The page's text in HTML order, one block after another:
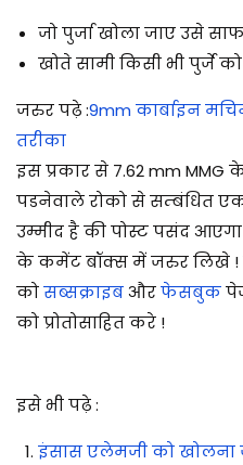
जो पुर्जा खोला जाए उसे
खोते सामी किसी भी पुर्जे
जरुर पढ़े:9mm कार्बाइन
तरीका
इस प्रकार से 7.62 mm
पडनेवाले रोको से सम्बंधित एक
उम्मीद है की पोस्ट पसंद
के कमेंट बॉक्स में जरुर लिखे !
कोसब्सक्राइबऔरफेसबुक
को प्रोतोसाहित करे !
इसे भी पढ़े :
इंसास एलेमजी को खोलना